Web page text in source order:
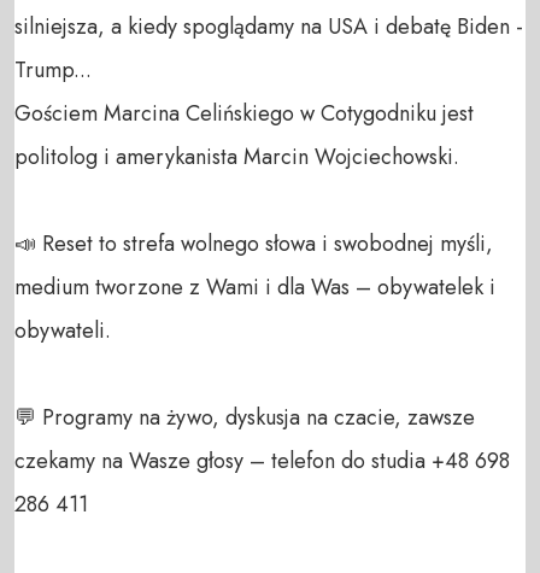
silniejsza, a kiedy spoglądamy na USA i debatę Biden -
Trump...
Gościem Marcina Celińskiego w Cotygodniku jest
politolog i amerykanista Marcin Wojciechowski.
📣 Reset to strefa wolnego słowa i swobodnej myśli,
medium tworzone z Wami i dla Was – obywatelek i
obywateli.
💬 Programy na żywo, dyskusja na czacie, zawsze
czekamy na Wasze głosy – telefon do studia +48 698
286 411